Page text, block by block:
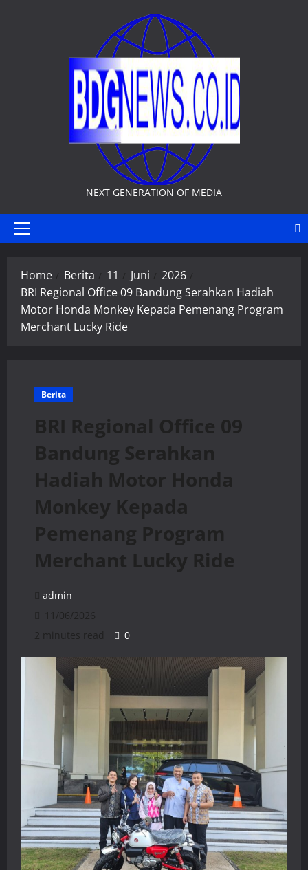
NEXT GENERATION OF MEDIA
Primary
Home Berita 11 Juni
2026
BRI Regional Office 09 Bandung Serahkan Hadiah
Motor Honda Monkey Kepada Pemenang Program
Merchant Lucky Ride
Berita
BRI Regional Office 09
Bandung Serahkan
Hadiah Motor Honda
Monkey Kepada
Pemenang Program
Merchant Lucky Ride
admin
11/06/2026
2 minutes read
0